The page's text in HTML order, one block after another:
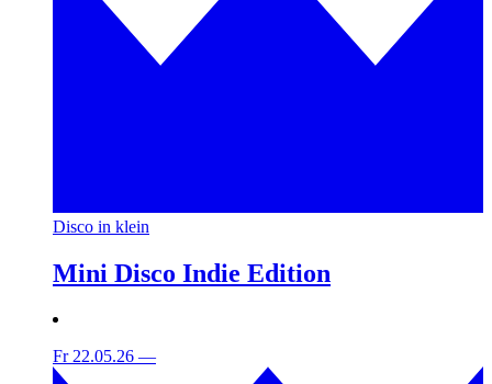
Disco in klein
Mini Disco Indie Edition
Fr 22.05.26 —